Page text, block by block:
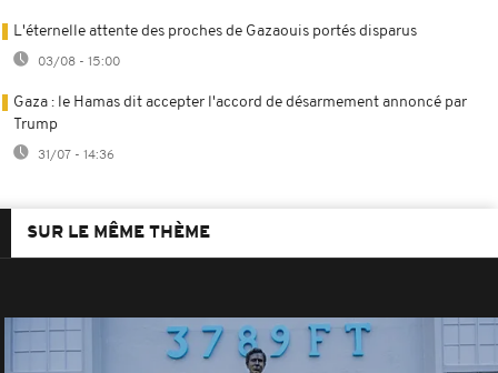
L'éternelle attente des proches de Gazaouis portés disparus
03/08 - 15:00
Gaza : le Hamas dit accepter l'accord de désarmement annoncé par
Trump
31/07 - 14:36
SUR LE MÊME THÈME